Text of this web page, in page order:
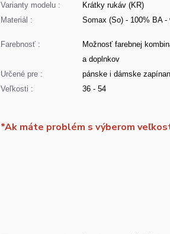
Varianty modelu :
Krátky rukáv (KR)
Materiál :
Somax (So) - 100% BA -
Farebnosť :
Možnosť farebnej
a doplnkov
Určené pre :
pánske i dámske
Veľkosti :
36 - 54
*Ak máte problém s výberom